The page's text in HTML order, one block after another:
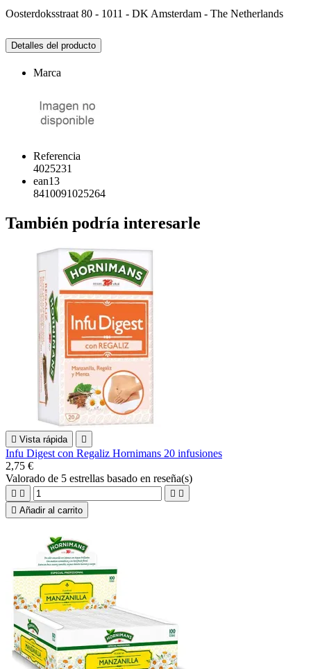
Oosterdoksstraat 80 - 1011 - DK Amsterdam - The Netherlands
Detalles del producto
Marca
Referencia
4025231
ean13
8410091025264
También podría interesarle
 Vista rápida 
Infu Digest con Regaliz Hornimans 20 infusiones
2,75 €
Valorado de 5 estrellas basado en reseña(s)
   
 Añadir al carrito